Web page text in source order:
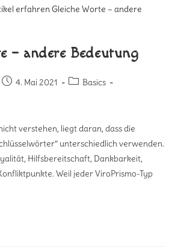
– andere Bedeutung
4. Mai 2021
Basics
verstehen, liegt daran, dass die
unterschiedlich verwenden.
Hilfsbereitschaft, Dankbarkeit,
Weil jeder ViroPrismo-Typ